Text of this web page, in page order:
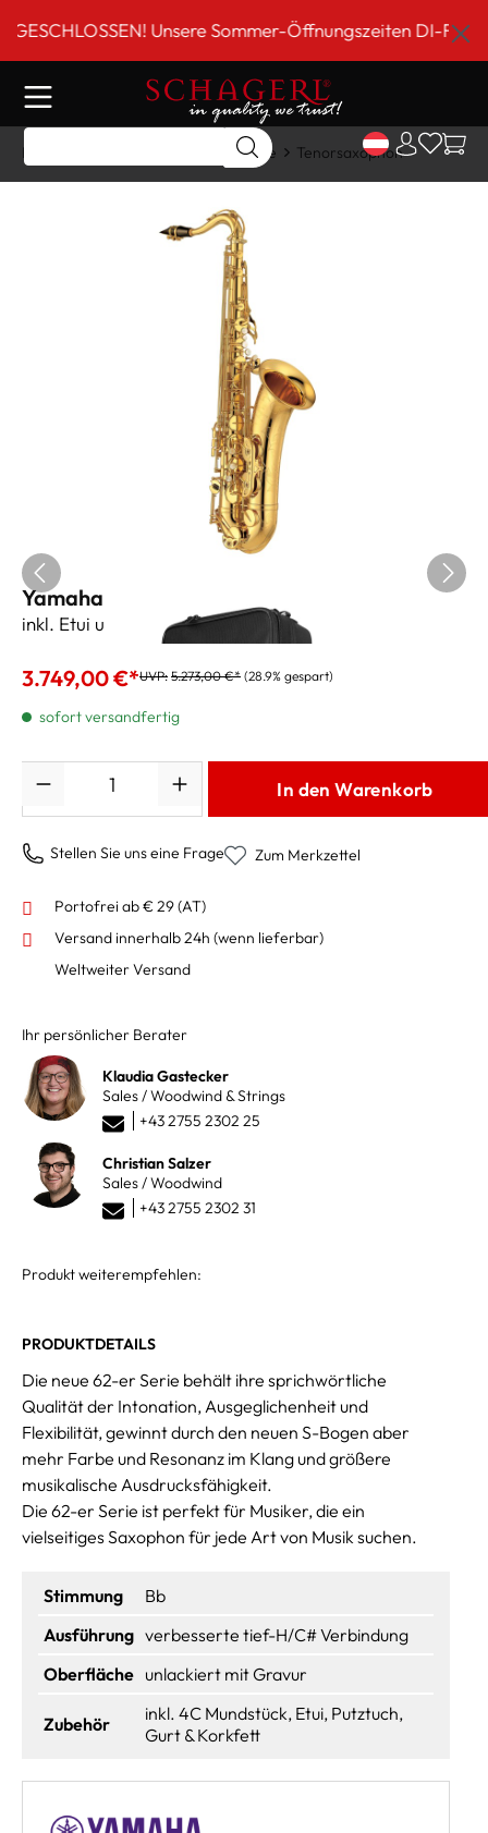
springenUnsere Sommer-Öffnungszeiten DI-FR 9
Home Holzblasinstrumente Tenorsaxophon
Yamaha Tenorsaxophon YTS-62UL
inkl. Etui und Zubehör
3.749,00 €*UVP: 5.273,00 €* (28.9% gespart)
sofort versandfertig
In den Warenkorb
Stellen Sie uns eine Frage Zum Merkzettel
Portofrei ab € 29 (AT)
Versand innerhalb 24h (wenn lieferbar)
Weltweiter Versand
Ihr persönlicher Berater
Klaudia Gastecker
Sales / Woodwind & Strings
+43 2755 2302 25
Christian Salzer
Sales / Woodwind
+43 2755 2302 31
Produkt weiterempfehlen:
PRODUKTDETAILS
Die neue 62-er Serie behält ihre sprichwörtliche
Qualität der Intonation, Ausgeglichenheit und
Flexibilität, gewinnt durch den neuen S-Bogen aber
mehr Farbe und Resonanz im Klang und größere
musikalische Ausdrucksfähigkeit.
Die 62-er Serie ist perfekt für Musiker, die ein
vielseitiges Saxophon für jede Art von Musik suchen.
Stimmung
Bb
Ausführung verbesserte tief-H/C# Verbindung
Oberfläche unlackiert mit Gravur
Zubehör
inkl. 4C Mundstück, Etui, Putztuch,
Gurt & Korkfett